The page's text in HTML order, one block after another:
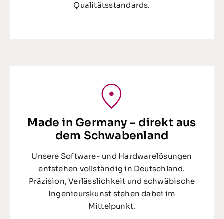
Qualitätsstandards.
Made in Germany – direkt aus
dem Schwabenland
Unsere Software- und Hardwarelösungen
entstehen vollständig in Deutschland.
Präzision, Verlässlichkeit und schwäbische
Ingenieurskunst stehen dabei im
Mittelpunkt.